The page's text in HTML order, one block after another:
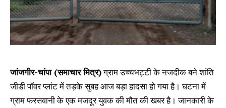
जांजगीर-चांपा (समाचार मित्र)ग्राम उच्चभट्टी के नजदीक बने शांति
जीडी पॉवर प्लांट में तड़के सुबह आज बड़ा हादसा हो गया है। घटना में
ग्राम फरसवानी के एक मजदूर युवक की मौत की खबर है। जानकारी के